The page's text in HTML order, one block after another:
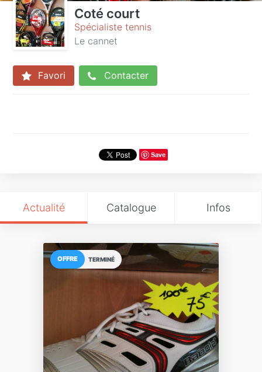
Coté court
Spécialiste tennis
Le cannet
Favori Contacter
Save
Actualité Catalogue Infos
TERMINÉ
OFFRE